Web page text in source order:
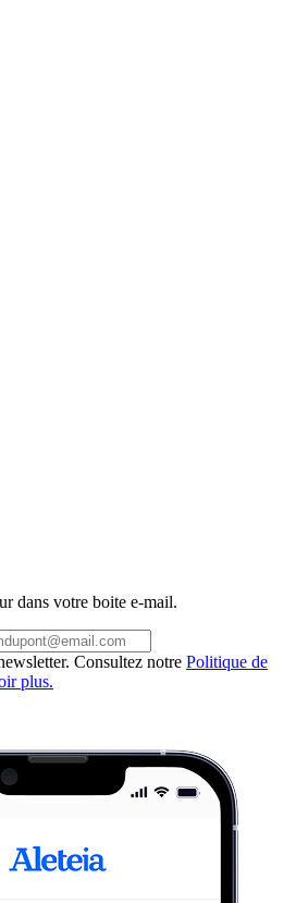
dans votre boite e-mail.
Consultez notre Politique de
plus.